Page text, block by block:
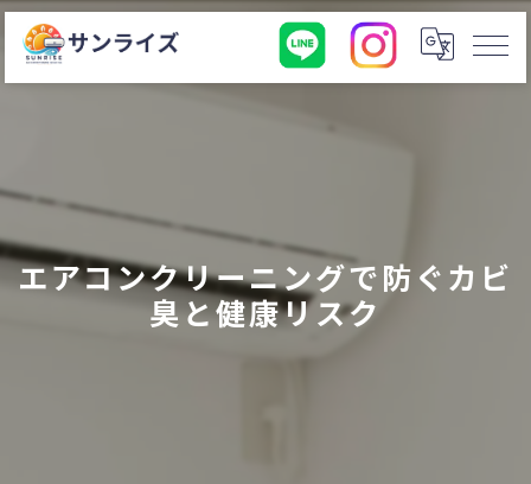
エアコンクリーニングで防ぐカビ
臭と健康リスク